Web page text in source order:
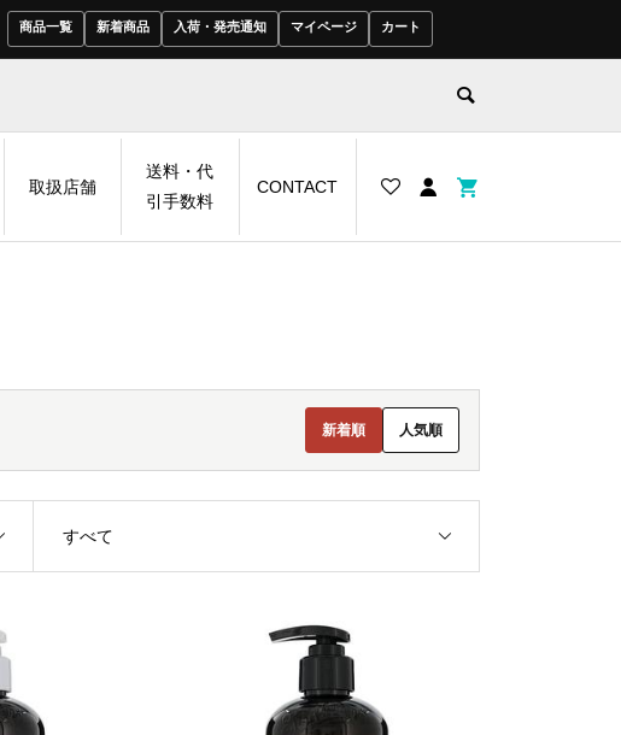
商品一覧 新着商品 入荷・発売通知 マイページ カート
取扱店舗
送料・代
引手数料
CONTACT
新着順 人気順
すべて